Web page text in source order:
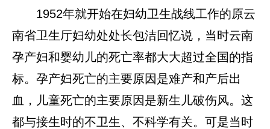
1952年就开始在妇幼卫生战线工作的原云
南省卫生厅妇幼处处长包洁回忆说，当时云南
孕产妇和婴幼儿的死亡率都大大超过全国的指
标。孕产妇死亡的主要原因是难产和产后出
血，儿童死亡的主要原因是新生儿破伤风。这
都与接生时的不卫生、不科学有关。可是当时